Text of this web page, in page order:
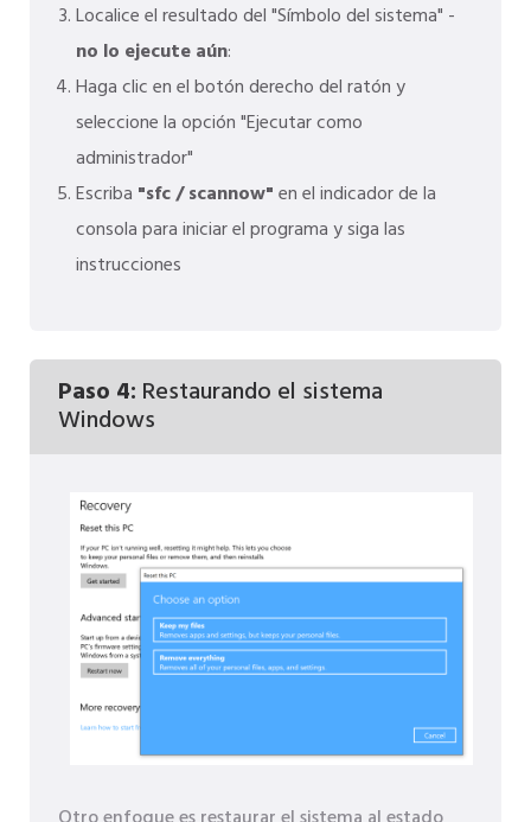
Localice el resultado del "Símbolo del sistema" -
no lo ejecute aún:
Haga clic en el botón derecho del ratón y
seleccione la opción "Ejecutar como
administrador"
Escriba "sfc / scannow"en el indicador de la
consola para iniciar el programa y siga las
instrucciones
Paso 4: Restaurando el sistema
Windows